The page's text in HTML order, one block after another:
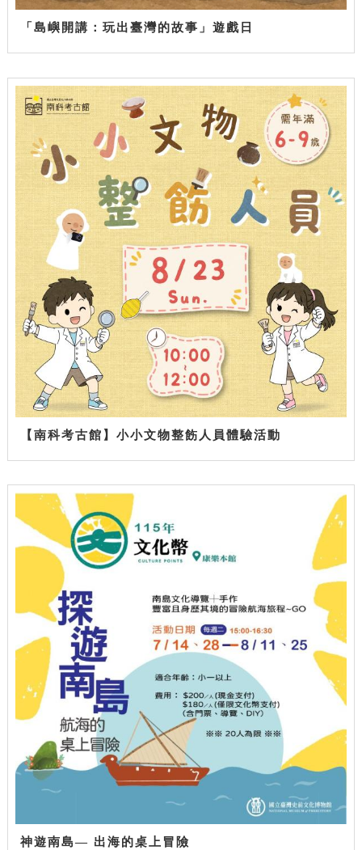
「島嶼開講：玩出臺灣的故事」遊戲日
【南科考古館】小小文物整飭人員體驗活動
神遊南島— 出海的桌上冒險